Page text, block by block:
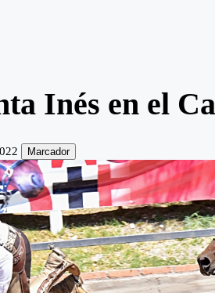
Inés en el
Marcador